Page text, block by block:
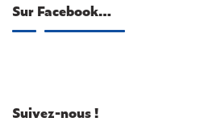
Sur Facebook…
Suivez-nous !